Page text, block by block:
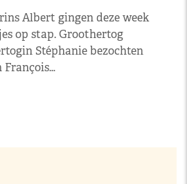
Albert gingen deze week
op stap. Groothertog
Stéphanie bezochten
François…